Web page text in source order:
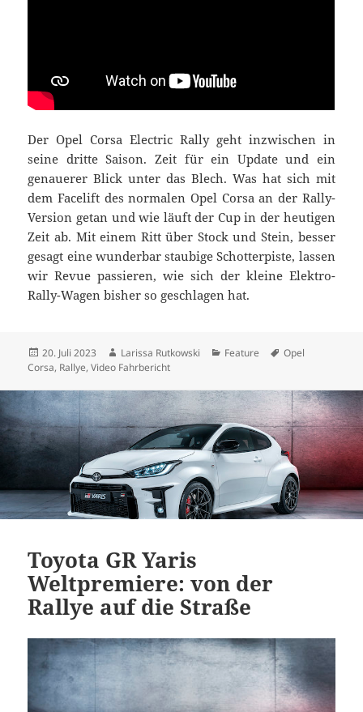
Der Opel Corsa Electric Rally geht inzwischen in
seine dritte Saison. Zeit für ein Update und ein
genauerer Blick unter das Blech. Was hat sich mit
dem Facelift des normalen Opel Corsa an der Rally-
Version getan und wie läuft der Cup in der heutigen
Zeit ab. Mit einem Ritt über Stock und Stein, besser
gesagt eine wunderbar staubige Schotterpiste, lassen
wir Revue passieren, wie sich der kleine Elektro-
Rally-Wagen bisher so geschlagen hat.
Veröffentlicht
am
20. Juli 2023 Autor
Larissa Rutkowski Kategorien
Feature Schlagwörter
Opel
Corsa, Rallye,Video Fahrbericht
Toyota GR Yaris
Weltpremiere: von der
Rallye auf die Straße